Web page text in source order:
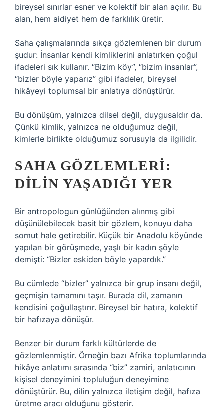
bireysel sınırlar esner ve kolektif bir alan açılır. Bu
alan, hem aidiyet hem de farklılık üretir.
Saha çalışmalarında sıkça gözlemlenen bir durum
şudur: İnsanlar kendi kimliklerini anlatırken çoğul
ifadeleri sık kullanır. “Bizim köy”, “bizim insanlar”,
“bizler böyle yaparız” gibi ifadeler, bireysel
hikâyeyi toplumsal bir anlatıya dönüştürür.
Bu dönüşüm, yalnızca dilsel değil, duygusaldır da.
Çünkü kimlik, yalnızca ne olduğumuz değil,
kimlerle birlikte olduğumuz sorusuyla da ilgilidir.
SAHA GÖZLEMLERI:
DILIN YAŞADIĞI YER
Bir antropologun günlüğünden alınmış gibi
düşünülebilecek basit bir gözlem, konuyu daha
somut hale getirebilir. Küçük bir Anadolu köyünde
yapılan bir görüşmede, yaşlı bir kadın şöyle
demişti: “Bizler eskiden böyle yapardık.”
Bu cümlede “bizler” yalnızca bir grup insanı değil,
geçmişin tamamını taşır. Burada dil, zamanın
kendisini çoğullaştırır. Bireysel bir hatıra, kolektif
bir hafızaya dönüşür.
Benzer bir durum farklı kültürlerde de
gözlemlenmiştir. Örneğin bazı Afrika toplumlarında
hikâye anlatımı sırasında “biz” zamiri, anlatıcının
kişisel deneyimini topluluğun deneyimine
dönüştürür. Bu, dilin yalnızca iletişim değil, hafıza
üretme aracı olduğunu gösterir.